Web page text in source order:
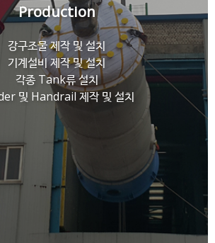
Production
강구조물 제작 및 설치
기계설비 제작 및 설치
각종 Tank류 설치
및 Handrail 제작 및 설치